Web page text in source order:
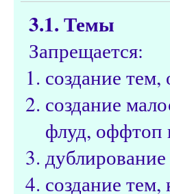
3.1. Темы
Запрещается:
создание
создание
флуд, оффтоп
создание тем,